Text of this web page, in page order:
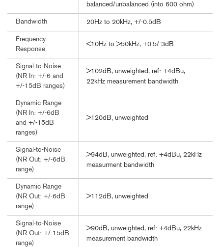
balanced/unbalanced (into 600 ohm)
Bandwidth 20Hz to 20kHz, +/-0.5dB
Frequency
Response
<10Hz to >50kHz, +0.5/-3dB
Signal-to-Noise
(NR In: +/-6 and
+/-15dB ranges)
>102dB, unweighted, ref: +4dBu,
22kHz measurement bandwidth
Dynamic Range
(NR In: +/-6dB
and +/-15dB
ranges)
>120dB, unweighted
Signal-to-Noise
(NR Out: +/-6dB
range)
>94dB, unweighted, ref: +4dBu, 22kHz
measurment bandwidth
Dynamic Range
(NR Out: +/-6dB
range)
>112dB, unweighted
Signal-to-Noise
(NR Out: +/-15dB
range)
>90dB, unweighted, ref: +4dBu, 22kHz
measurement bandwidth